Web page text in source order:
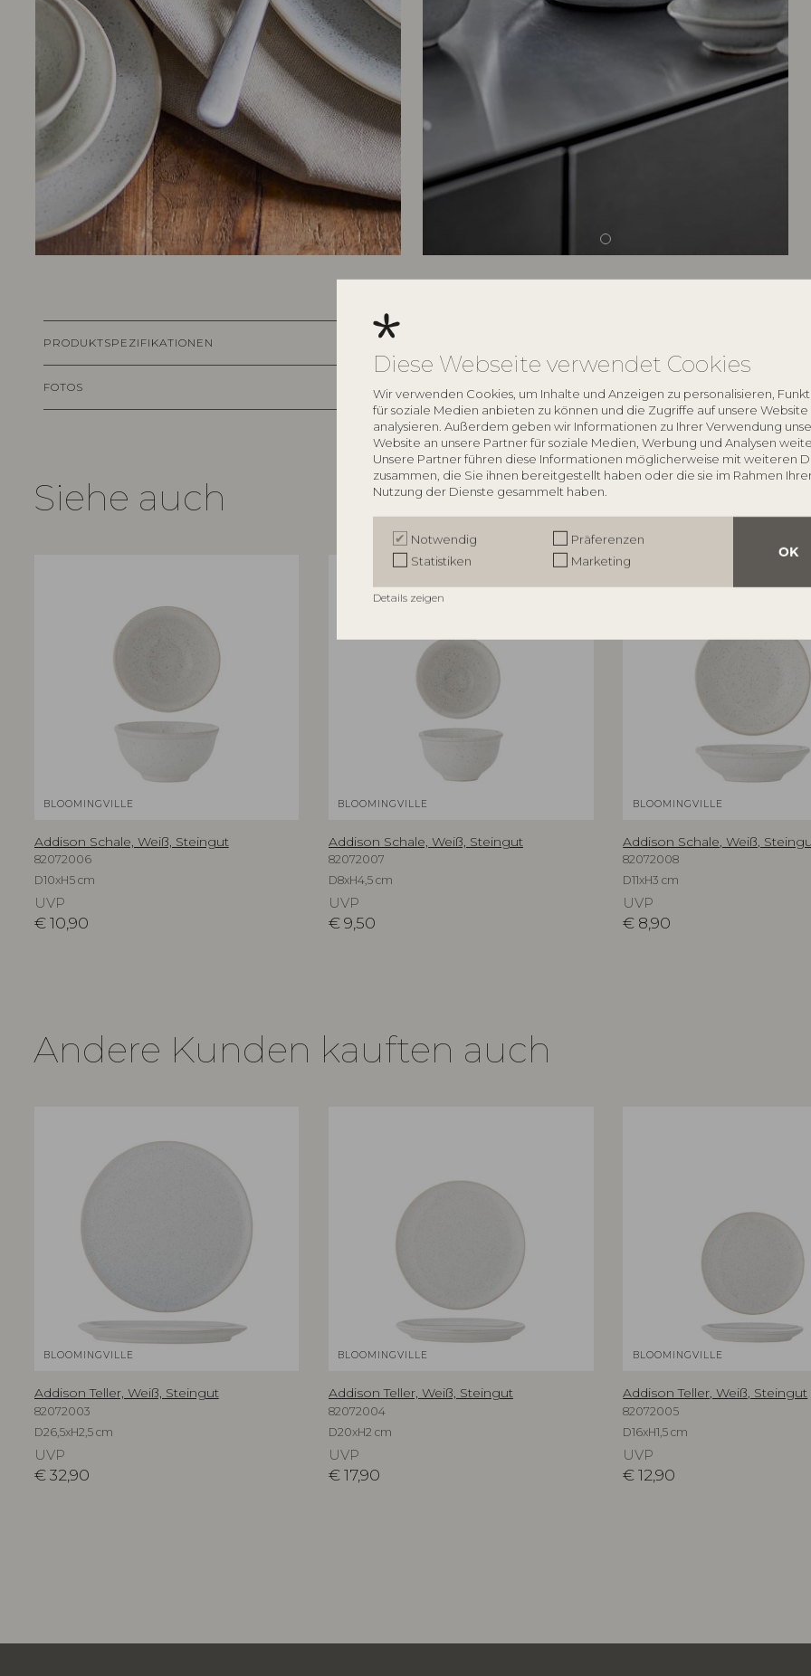
Diese Webseite verwendet Cookies
Wir verwenden Cookies, um Inhalte und Anzeigen zu personalisieren,
für soziale Medien anbieten zu können und die Zugriffe auf unsere Website
analysieren. Außerdem geben wir Informationen zu Ihrer Verwendung
Website an unsere Partner für soziale Medien, Werbung und Analysen
Unsere Partner führen diese Informationen möglicherweise mit weiteren
zusammen, die Sie ihnen bereitgestellt haben oder die sie im Rahmen
Nutzung der Dienste gesammelt haben.
OK
Notwendig
Präferenzen
Statistiken
Marketing
Details zeigen
PRODUKTSPEZIFIKATIONEN
FOTOS keyboard_arrow_down
Siehe auch
BLOOMINGVILLE
Addison Schale, Weiß, Steingut
82072006
D10xH5 cm
UVP
€ 10,90
BLOOMINGVILLE
Addison Schale, Weiß, Steingut
82072007
D8xH4,5 cm
UVP
€9,50
BLOOMINGVILLE
Addison Schale, Weiß,
82072008
D11xH3 cm
UVP
€ 8,90
Andere Kunden kauften auch
BLOOMINGVILLE
Addison Teller, Weiß, Steingut
82072003
D26,5xH2,5 cm
UVP
€ 32,90
BLOOMINGVILLE
Addison Teller, Weiß, Steingut
82072004
D20xH2 cm
UVP
€17,90
BLOOMINGVILLE
Addison Teller, Weiß, Steingut
82072005
D16xH1,5 cm
UVP
€ 12,90